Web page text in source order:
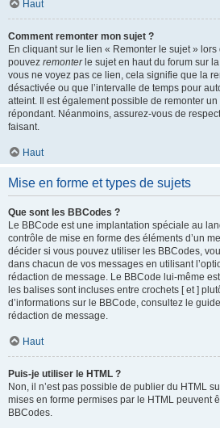
Haut
Comment remonter mon sujet ?
En cliquant sur le lien « Remonter le sujet »
pouvez remonterle sujet en haut du forum sur
vous ne voyez pas ce lien, cela signifie que la
désactivée ou que l’intervalle de temps pour
atteint. Il est également possible de remonter
répondant. Néanmoins, assurez-vous de
faisant.
Haut
Mise en forme et types de sujets
Que sont les BBCodes ?
Le BBCode est une implantation spéciale au
contrôle de mise en forme des éléments d’un
décider si vous pouvez utiliser les BBCodes,
dans chacun de vos messages en utilisant
rédaction de message. Le BBCode lui-même
les balises sont incluses entre crochets [ et ]
d’informations sur le BBCode, consultez le
rédaction de message.
Haut
Puis-je utiliser le HTML ?
Non, il n’est pas possible de publier du HTML
mises en forme permises par le HTML peuvent
BBCodes.